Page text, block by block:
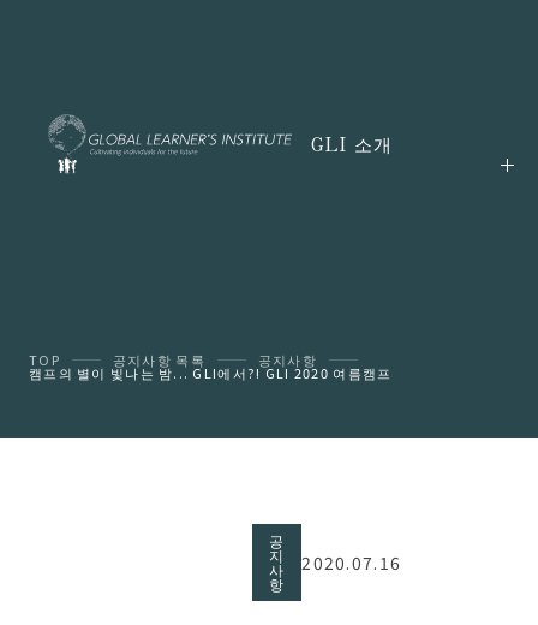
GLI 소개
TOP 공지사항 목록 공지사항
캠프의 별이 빛나는 밤... GLI에서?! GLI 2020 여름캠프
공
지
사
항
2020.07.16